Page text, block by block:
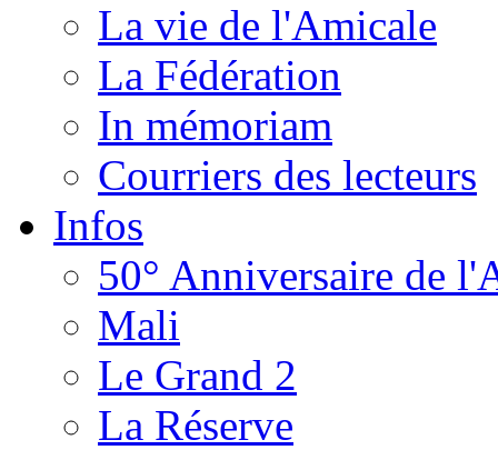
La vie de l'Amicale
La Fédération
In mémoriam
Courriers des lecteurs
Infos
50° Anniversaire de
Mali
Le Grand 2
La Réserve